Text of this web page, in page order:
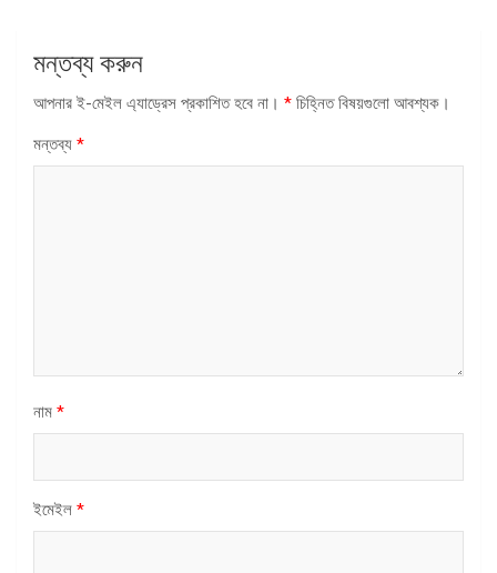
মন্তব্য করুন
আপনার ই-মেইল এ্যাড্রেস প্রকাশিত হবে না। * চিহ্নিত বিষয়গুলো আবশ্যক।
মন্তব্য *
নাম *
ইমেইল *